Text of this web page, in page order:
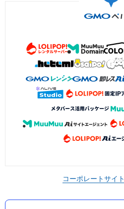
コーポレートサイト